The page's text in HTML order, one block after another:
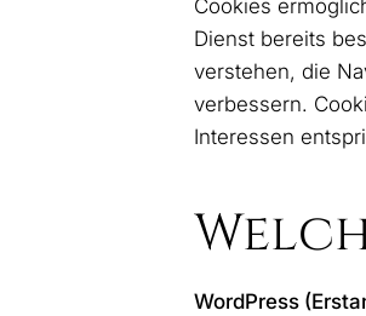
Cookies
Dienst bereits
verstehen, die
verbessern.
Interessen
WordPress